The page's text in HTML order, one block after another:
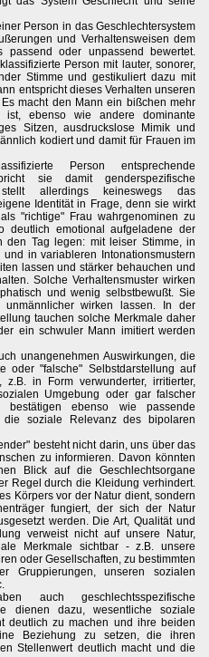
Person in das Geschlechtersystem
und Verhaltensweisen dem
passend oder unpassend bewertet.
Person mit lauter, sonorer,
Stimme und gestikuliert dazu mit
entspricht dieses Verhalten unseren
macht den Mann ein bißchen mehr
ebenso wie andere dominante
Sitzen, ausdruckslose Mimik und
kodiert und damit für Frauen im
Person entsprechende
sie damit genderspezifische
allerdings keineswegs das
Identität in Frage, denn sie wirkt
"richtige" Frau wahrgenominen zu
deutlich emotional aufgeladene der
den Tag legen: mit leiser Stimme, in
in variableren Intonationsmustern
lassen und stärker behauchen und
Solche Verhaltensmuster wirken
und wenig selbstbewußt. Sie
wirken lassen. In der
tauchen solche Merkmale daher
ein schwuler Mann imitiert werden
unangenehmen Auswirkungen, die
oder "falsche" Selbstdarstellung auf
in Form verwunderter, irritierter,
Umgebung oder gar falscher
bestätigen ebenso wie passende
soziale Relevanz des bipolaren
besteht nicht darin, uns über das
zu informieren. Davon könnten
Blick auf die Geschlechtsorgane
Regel durch die Kleidung verhindert.
Körpers vor der Natur dient, sondern
fungiert, der sich der Natur
werden. Die Art, Qualität und
verweist nicht auf unsere Natur,
Merkmale sichtbar - z.B. unsere
oder Gesellschaften, zu bestimmten
Gruppierungen, unseren sozialen
auch geschlechtsspezifische
dienen dazu, wesentliche soziale
deutlich zu machen und ihre beiden
Beziehung zu setzen, die ihren
Stellenwert deutlich macht und die